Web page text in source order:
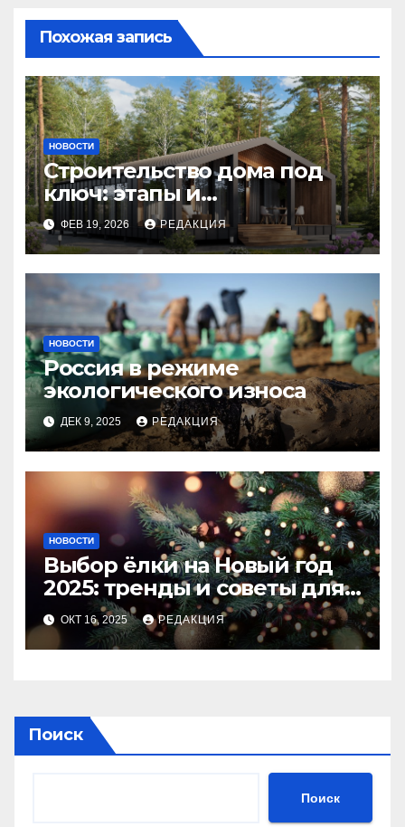
Похожая запись
НОВОСТИ
Строительство дома под
ключ: этапы и
планирование бюджета
ФЕВ 19, 2026 РЕДАКЦИЯ
НОВОСТИ
Россия в режиме
экологического износа
ДЕК 9, 2025 РЕДАКЦИЯ
НОВОСТИ
Выбор ёлки на Новый год
2025: тренды и советы для
идеального праздника
ОКТ 16, 2025 РЕДАКЦИЯ
Поиск
Поиск